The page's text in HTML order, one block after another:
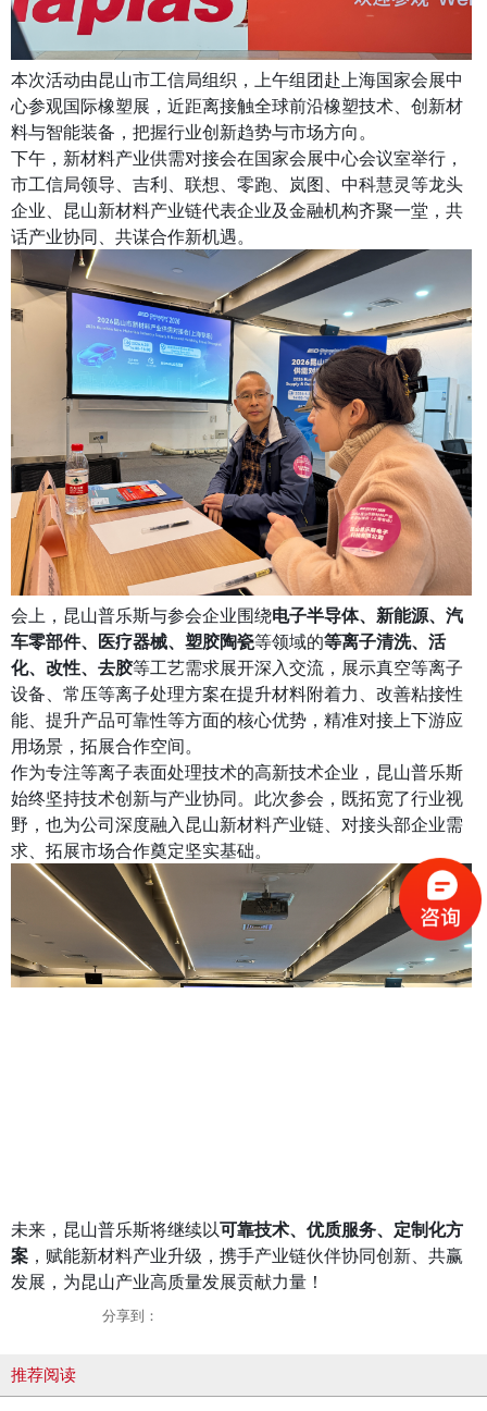
本次活动由昆山市工信局组织，上午组团赴上海国家会展中
心参观国际橡塑展，近距离接触全球前沿橡塑技术、创新材
料与智能装备，把握行业创新趋势与市场方向。
下午，新材料产业供需对接会在国家会展中心会议室举行，
市工信局领导、吉利、联想、零跑、岚图、中科慧灵等龙头
企业、昆山新材料产业链代表企业及金融机构齐聚一堂，共
话产业协同、共谋合作新机遇。
会上，昆山普乐斯与参会企业围绕电子半导体、新能源、汽
车零部件、医疗器械、塑胶陶瓷等领域的等离子清洗、活
化、改性、去胶等工艺需求展开深入交流，展示真空等离子
设备、常压等离子处理方案在提升材料附着力、改善粘接性
能、提升产品可靠性等方面的核心优势，精准对接上下游应
用场景，拓展合作空间。
作为专注等离子表面处理技术的高新技术企业，昆山普乐斯
始终坚持技术创新与产业协同。此次参会，既拓宽了行业视
野，也为公司深度融入昆山新材料产业链、对接头部企业需
求、拓展市场合作奠定坚实基础。
未来，昆山普乐斯将继续以可靠技术、优质服务、定制化方
案 ，赋能新材料产业升级，携手产业链伙伴协同创新、共赢
发展，为昆山产业高质量发展贡献力量！
分享到：
推荐阅读